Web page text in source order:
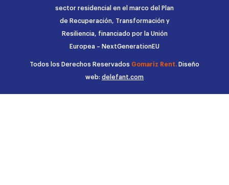
sector residencial en el marco del Plan
de Recuperación, Transformación y
Resiliencia, financiado por la Unión
Europea – NextGenerationEU
Todos los Derechos Reservados Gomariz Rent. Diseño
web: delefant.com